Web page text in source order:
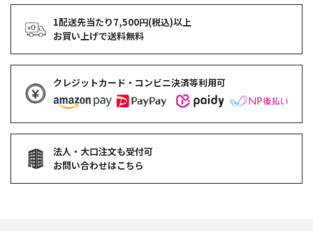
1配送先当たり7,500円(税込)以上
お買い上げで送料無料
クレジットカード・コンビニ決済等利用可
法人・大口注文も受付可
お問い合わせはこちら